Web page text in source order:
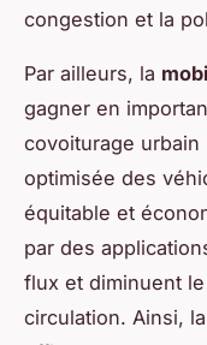
congestion et la
Par ailleurs, la
gagner en
covoiturage
optimisée des
équitable et
par des
flux et diminuent
circulation. Ainsi,